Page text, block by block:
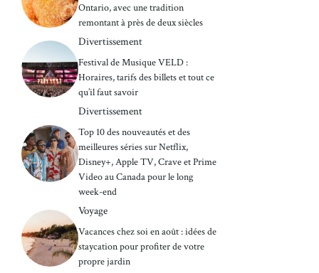
Ontario, avec une tradition
remontant à près de deux siècles
Divertissement
Festival de Musique VELD :
Horaires, tarifs des billets et tout ce
qu’il faut savoir
Divertissement
Top 10 des nouveautés et des
meilleures séries sur Netflix,
Disney+, Apple TV, Crave et Prime
Video au Canada pour le long
week-end
Voyage
Vacances chez soi en août : idées de
staycation pour profiter de votre
propre jardin